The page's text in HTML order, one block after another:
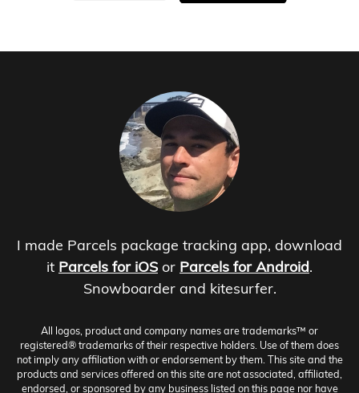
I made Parcels package tracking app, download
it Parcels for iOS or Parcels for Android.
Snowboarder and kitesurfer.
All logos, product and company names are trademarks™ or
registered® trademarks of their respective holders. Use of them does
not imply any affiliation with or endorsement by them. This site and the
products and services offered on this site are not associated, affiliated,
endorsed, or sponsored by any business listed on this page nor have